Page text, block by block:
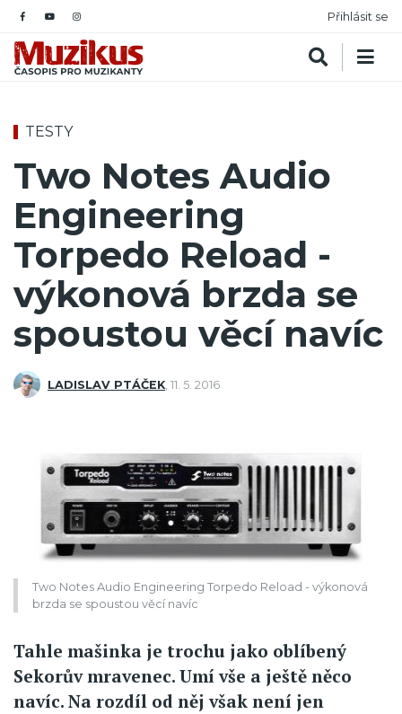
Přihlásit se
TESTY
Two Notes Audio
Engineering
Torpedo Reload -
výkonová brzda se
spoustou věcí navíc
LADISLAV PTÁČEK 11. 5. 2016
Two Notes Audio Engineering Torpedo Reload - výkonová
brzda se spoustou věcí navíc
Tahle mašinka je trochu jako oblíbený
Sekorův mravenec. Umí vše a ještě něco
navíc. Na rozdíl od něj však není jen